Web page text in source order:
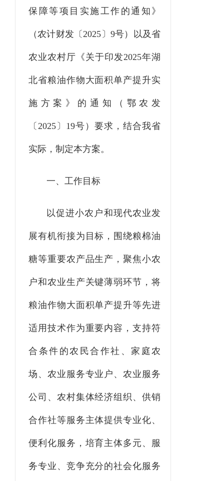
保障等项目实施工作的通知》
（农计财发〔2025 〕 9号）以及省
农业农村厅《关于印发2025年湖
北省粮油作物大面积单产提升实
施方案》的通知（ 鄂农发
〔 2025 〕 19号）要求，结合我省
实际，制定本方案。
一、 工作目标
以促进小农户和现代农业发
展有机衔接为目标，围绕粮棉油
糖等重要农产品生产，聚焦小农
户和农业生产关键薄弱环节， 将
粮油作物大面积单产提升等先进
适用技术作为重要内容 ，支持符
合条件的农民合作社、家庭农
场、 农业 服务专业户、农业服务
公司、 农村集体经济组织、供销
合作社等服务主体提供专业化、
便利化服务， 培育主体多元、服
务专业、竞争充分的社会化服务